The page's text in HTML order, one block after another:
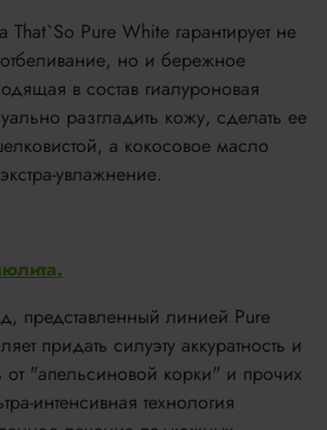
That`So Pure White гарантирует не
но и бережное
в состав гиалуроновая
разгладить кожу, сделать ее
а кокосовое масло
увлажнение.
представленный линией Pure
придать силуэту аккуратность и
от "апельсиновой корки" и прочих
интенсивная технология